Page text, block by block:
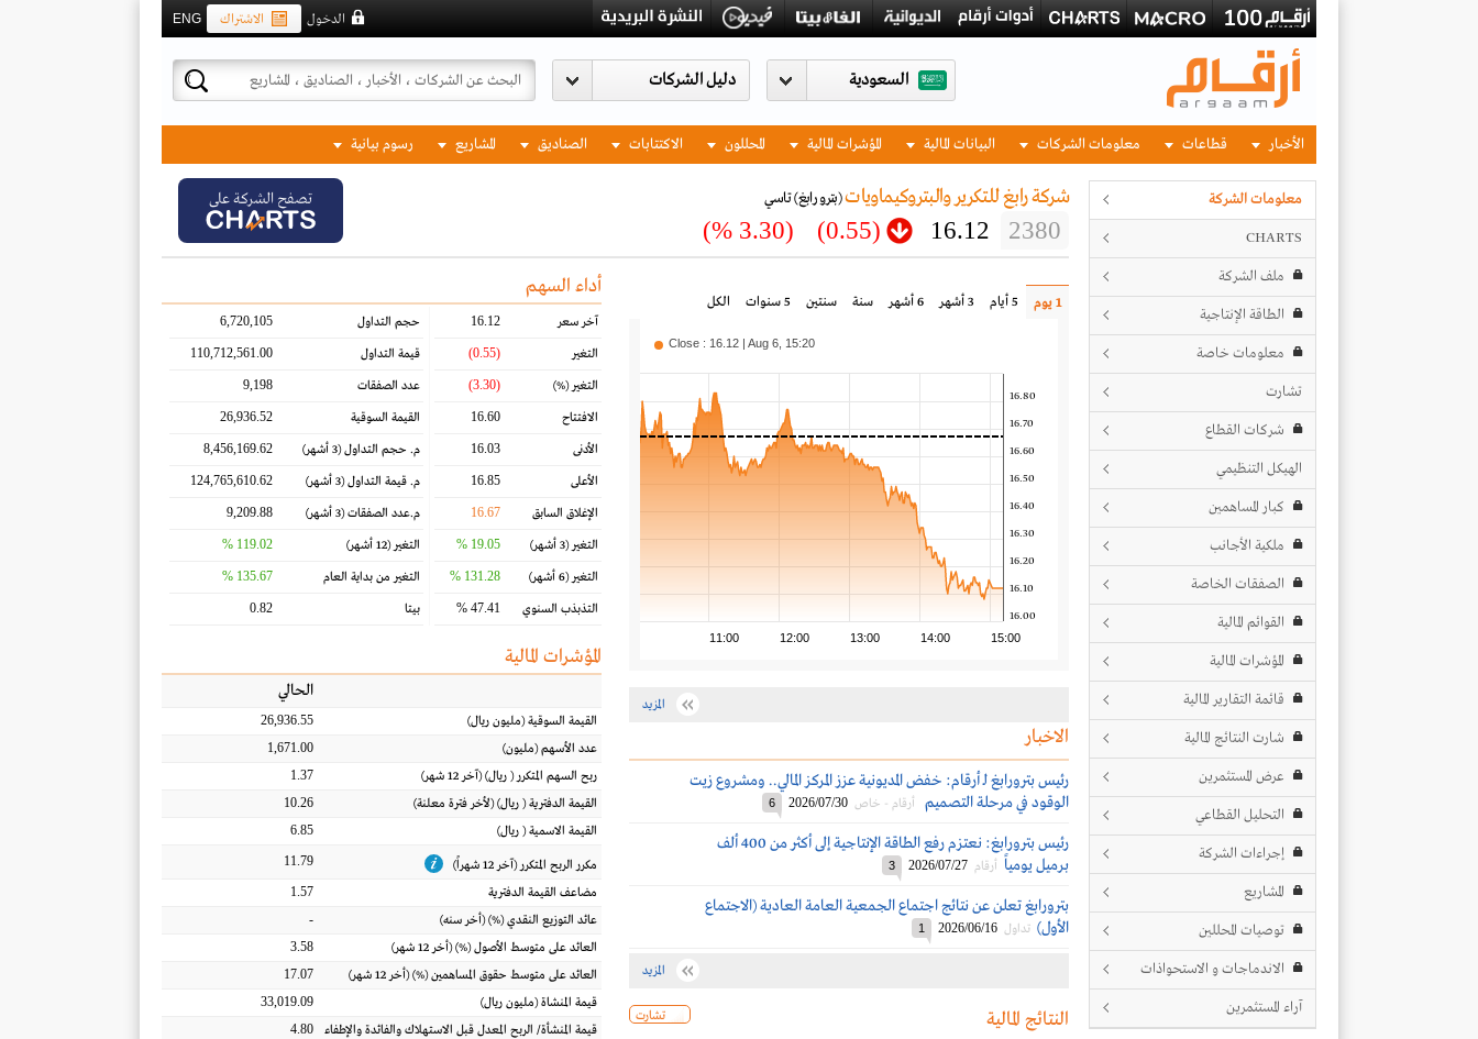
ENG الاشتراك الدخول
السعودية
الأخبار قطاعات معلومات الشركات البيانات المالية المؤشرات المالية المحللون الاكتتابات الصناديق المشاريع رسوم بيانية
معلومات الشركة
CHARTS
ملف الشركة
الطاقة الإنتاجية
معلومات خاصة
تشارت
شركات القطاع
الهيكل التنظيمي
كبار المساهمين
ملكية الأجانب
الصفقات الخاصة
القوائم المالية
المؤشرات المالية
قائمة التقارير المالية
شارت النتائج المالية
عرض المستثمرين
التحليل القطاعي
إجراءات الشركة
المشاريع
توصيات المحللين
الاندماجات و الاستحواذات
آراء المستثمرين
شركة رابغ للتكرير والبتروكيماويات(بترو رابغ)تاسي
2380
16.12
(0.55)
(3.30 %)
تصفح الشركة على
1 يوم 5 أيام 3 أشهر 6 أشهر سنة سنتين 5 سنوات الكل
11:00 12:00 13:00 14:00 15:00
16.00
16.10
16.20
16.30
16.40
16.50
16.60
16.70
16.80
Close : 16.12 | Aug 6, 15:20
المزيد
الاخبار
رئيس بترورابغ لـ أرقام: خفض المديونية عزز المركز المالي.. ومشروع زيت
الوقود في مرحلة التصميم
أرقام - خاص 2026/07/30
6
رئيس بترورابغ: نعتزم رفع الطاقة الإنتاجية إلى أكثر من 400 ألف
برميل يومياً أرقام 2026/07/27
3
بترورابغ تعلن عن نتائج اجتماع الجمعية العامة العادية (الاجتماع
الأول) تداول 2026/06/16
1
المزيد
تشارت النتائج المالية
أداء السهم
آخر سعر 16.12
التغير (0.55)
التغير(%)
(3.30)
الافتتاح 16.60
الأدنى 16.03
الأعلى 16.85
الإغلاق السابق 16.67
التغير(3 أشهر) 19.05 %
التغير(6 أشهر) 131.28 %
التذبذب السنوي 47.41 %
حجم التداول 6,720,105
قيمة التداول 110,712,561.00
عدد الصفقات 9,198
القيمة السوقية 26,936.52
م. حجم التداول(3 أشهر) 8,456,169.62
م. قيمة التداول(3 أشهر) 124,765,610.62
م.عدد الصفقات(3 أشهر) 9,209.88
التغير(12 أشهر) 119.02 %
التغير من بداية العام 135.67 %
بيتا 0.82
المؤشرات المالية
الحالي
القيمة السوقية(مليون ريال)
26,936.55
عدد الأسهم(مليون)
1,671.00
ربح السهم المتكرر( ريال) (آخر 12 شهر)
1.37
القيمة الدفترية( ريال) (لأخر فترة معلنة)
10.26
القيمة الاسمية( ريال)
6.85
مكرر الربح المتكرر (آخر 12 شهراً) 11.79
مضاعف القيمة الدفترية
1.57
عائد التوزيع النقدي(%) (أخر سنه)
-
العائد على متوسط الأصول(%) (أخر 12 شهر)
3.58
العائد على متوسط حقوق المساهمين(%) (أخر 12 شهر)
17.07
قيمة المنشاة(مليون ريال)
33,019.09
قيمة المنشأة/ الربح المعدل قبل الاستهلاك والفائدة والإطفاء
4.80